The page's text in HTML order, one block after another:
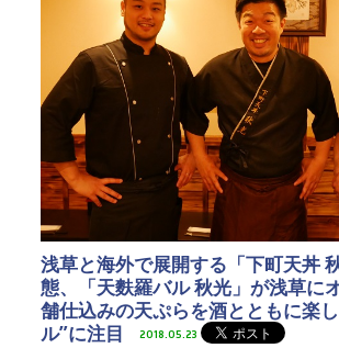
浅草と海外で展開する「下町天丼
態、「天麩羅バル 秋光」が浅草に
舗仕込みの天ぷらを酒とともに楽
ル”に注目
2018.05.23